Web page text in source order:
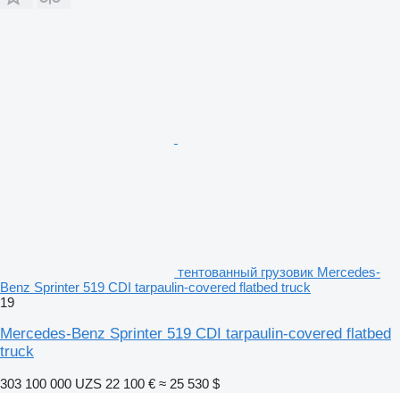
тентованный грузовик Mercedes-
Benz Sprinter 519 CDI tarpaulin-covered flatbed truck
19
Mercedes-Benz Sprinter 519 CDI tarpaulin-covered flatbed
truck
303 100 000 UZS 22 100 € ≈ 25 530 $